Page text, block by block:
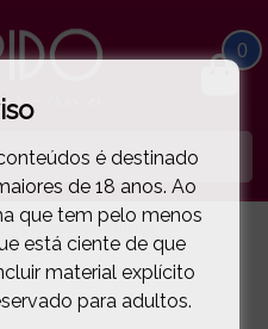
0
COLARES GARGANTILHAS
( 11-24503051001 )
é destinado
de 18 anos. Ao
que tem pelo menos
está ciente de que
material explícito
para adultos.